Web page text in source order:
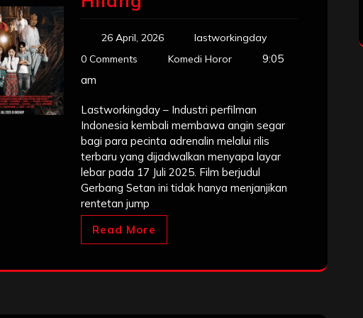
26 April, 2026
lastworkingday
0 Comments
Komedi Horor
9:05
am
Lastworkingday – Industri perfilman
Indonesia kembali membawa angin segar
bagi para pecinta adrenalin melalui rilis
terbaru yang dijadwalkan menyapa layar
lebar pada 17 Juli 2025. Film berjudul
Gerbang Setan ini tidak hanya menjanjikan
rentetan jump
Read More